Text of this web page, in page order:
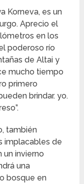
Korneva, es un
Aprecio el
en los
poderoso río
de Altai y
mucho tiempo
primero
brindar. yo.
también
implacables de
un invierno
una
bosque en